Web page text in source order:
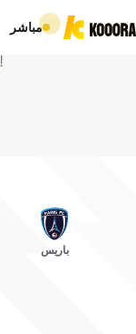
مباشر
باريس